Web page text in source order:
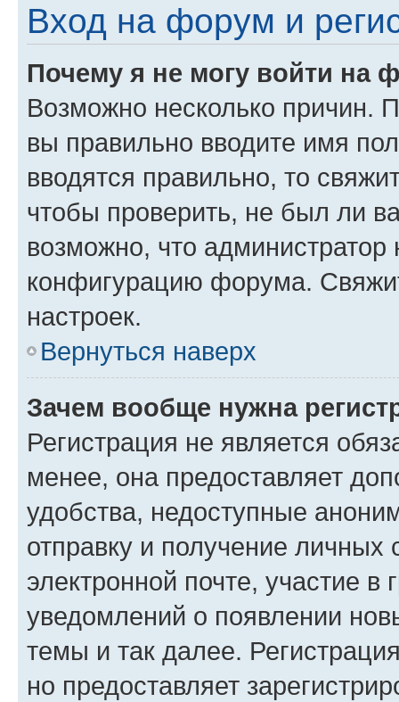
Вход на форум и
Почему я не могу войти на
Возможно несколько причин.
вы правильно вводите имя
вводятся правильно, то
чтобы проверить, не был ли
возможно, что администратор
конфигурацию форума.
настроек.
Вернуться наверх
Зачем вообще нужна
Регистрация не является
менее, она предоставляет
удобства, недоступные
отправку и получение
электронной почте, участие в
уведомлений о появлении
темы и так далее.
но предоставляет